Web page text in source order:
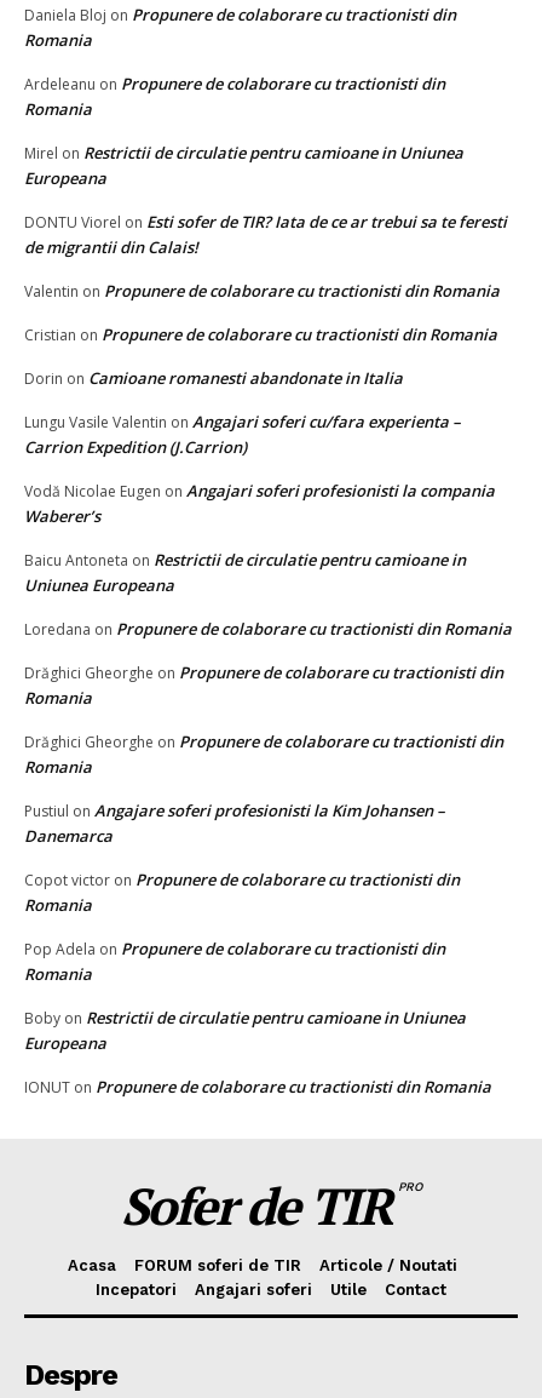
Daniela Bloj on Propunere de colaborare cu tractionisti din
Romania
Ardeleanu on Propunere de colaborare cu tractionisti din
Romania
Mirel on Restrictii de circulatie pentru camioane in Uniunea
Europeana
DONTU Viorel on Esti sofer de TIR? Iata de ce ar trebui sa te feresti
de migrantii din Calais!
Valentin on Propunere de colaborare cu tractionisti din Romania
Cristian on Propunere de colaborare cu tractionisti din Romania
Dorin on Camioane romanesti abandonate in Italia
Lungu Vasile Valentin on Angajari soferi cu/fara experienta –
Carrion Expedition (J.Carrion)
Vodă Nicolae Eugen on Angajari soferi profesionisti la compania
Waberer’s
Baicu Antoneta on Restrictii de circulatie pentru camioane in
Uniunea Europeana
Loredana on Propunere de colaborare cu tractionisti din Romania
Drăghici Gheorghe on Propunere de colaborare cu tractionisti din
Romania
Drăghici Gheorghe on Propunere de colaborare cu tractionisti din
Romania
Pustiul on Angajare soferi profesionisti la Kim Johansen –
Danemarca
Copot victor on Propunere de colaborare cu tractionisti din
Romania
Pop Adela on Propunere de colaborare cu tractionisti din
Romania
Boby on Restrictii de circulatie pentru camioane in Uniunea
Europeana
IONUT on Propunere de colaborare cu tractionisti din Romania
Sofer de TIR PRO
Acasa FORUM soferi de TIR
Articole / Noutati
Incepatori
Angajari soferi Utile Contact
Despre